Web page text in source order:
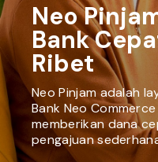
Neo
Bank
Ribet
Neo Pinjam adalah
Bank Neo
memberikan dana
pengajuan